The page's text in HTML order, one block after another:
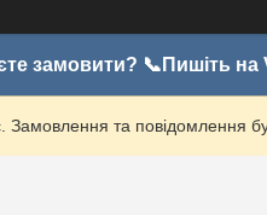
замовити? 📞Пишіть на
Замовлення та повідомлення